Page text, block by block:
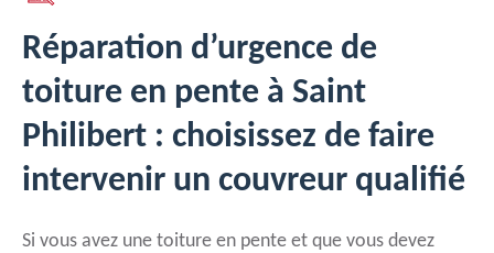
Réparation d’urgence de
toiture en pente à Saint
Philibert : choisissez de faire
intervenir un couvreur qualifié
Si vous avez une toiture en pente et que vous devez